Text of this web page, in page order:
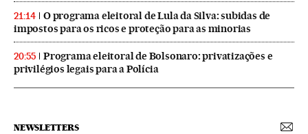
21:14
O programa eleitoral de Lula da Silva: subidas de
impostos para os ricos e proteção para as minorias
20:55
Programa eleitoral de Bolsonaro: privatizações e
privilégios legais para a Polícia
NEWSLETTERS